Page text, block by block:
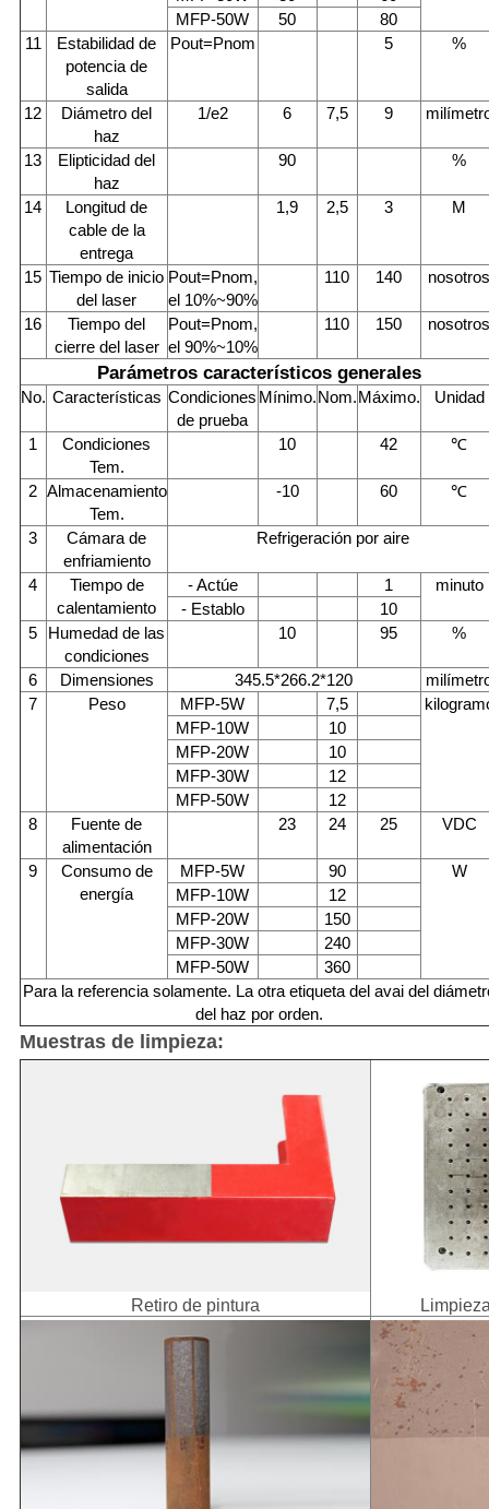
MFP-50W
50
80
11
Estabilidad de
potencia de
salida
Pout=Pnom 5 %
12
Diámetro del
haz
1/e2 6 7,5 9
13
Elipticidad del
haz
90 %
14
Longitud de
cable de la
entrega
1,9 2,5 3 M
15 Tiempo de inicio
del laser
Pout=Pnom,
el 10%~90%
110 140
16
Tiempo del
cierre del laser
Pout=Pnom,
el 90%~10%
110 150
Parámetros característicos generales
No. Características Condiciones
de prueba
Mínimo.Nom.Máximo. Unidad
1
Condiciones
Tem.
10 42 ℃
2 Almacenamiento
Tem.
-10 60 ℃
3
Cámara de
enfriamiento
Refrigeración por aire
4
Tiempo de
calentamiento
- Actúe 1
minuto
- Establo
10
5
Humedad de las
condiciones
10 95 %
6 Dimensiones 345.5*266.2*120
7
Peso MFP-5W 7,5
MFP-10W
10
MFP-20W
10
MFP-30W
12
MFP-50W
12
8
Fuente de
alimentación
23 24 25 VDC
9
Consumo de
energía
MFP-5W 90
W
MFP-10W
12
MFP-20W
150
MFP-30W
240
MFP-50W
360
Para la referencia solamente. La otra etiqueta del avai del
del haz por orden.
Muestras de limpieza:
Retiro de pintura